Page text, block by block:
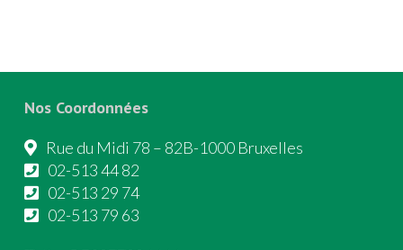
Nos Coordonnées
Rue du Midi 78 – 82B-1000 Bruxelles
02-513 44 82
02-513 29 74
02-513 79 63